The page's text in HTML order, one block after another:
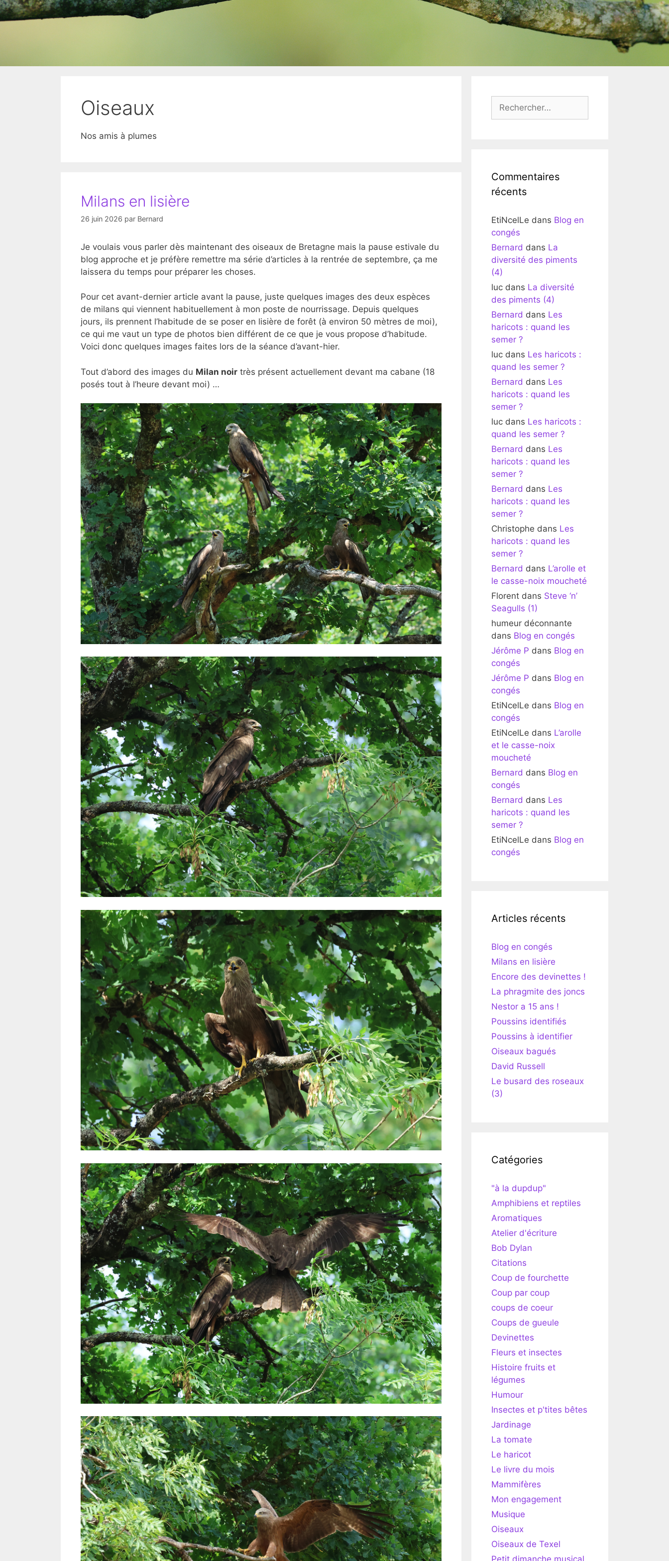
Oiseaux
Nos amis à plumes
Milans en lisière
26 juin 2026 par Bernard
Je voulais vous parler dès maintenant des oiseaux de Bretagne mais la pause estivale du
blog approche et je préfère remettre ma série d’articles à la rentrée de septembre, ça me
laissera du temps pour préparer les choses.
Pour cet avant-dernier article avant la pause, juste quelques images des deux espèces
de milans qui viennent habituellement à mon poste de nourrissage. Depuis quelques
jours, ils prennent l’habitude de se poser en lisière de forêt (à environ 50 mètres de moi),
ce qui me vaut un type de photos bien différent de ce que je vous propose d’habitude.
Voici donc quelques images faites lors de la séance d’avant-hier.
Tout d’abord des images du Milan noir très présent actuellement devant ma cabane (18
posés tout à l’heure devant moi) …
Commentaires
récents
EtiNcelLe dans Blog en
congés
Bernard dans La
diversité des piments
(4)
luc dans La diversité
des piments (4)
Bernard dans Les
haricots : quand les
semer ?
luc dans Les haricots :
quand les semer ?
Bernard dans Les
haricots : quand les
semer ?
luc dans Les haricots :
quand les semer ?
Bernard dans Les
haricots : quand les
semer ?
Bernard dans Les
haricots : quand les
semer ?
Christophe dans Les
haricots : quand les
semer ?
Bernard dans L’arolle et
le casse-noix moucheté
Florent dans Steve ‘n’
Seagulls (1)
humeur déconnante
dans Blog en congés
Jérôme P dans Blog en
congés
Jérôme P dans Blog en
congés
EtiNcelLe dans Blog en
congés
EtiNcelLe dans L’arolle
et le casse-noix
moucheté
Bernard dans Blog en
congés
Bernard dans Les
haricots : quand les
semer ?
EtiNcelLe dans Blog en
congés
Articles récents
Blog en congés
Milans en lisière
Encore des devinettes !
La phragmite des joncs
Nestor a 15 ans !
Poussins identifiés
Poussins à identifier
Oiseaux bagués
David Russell
Le busard des roseaux
(3)
Catégories
"à la dupdup"
Amphibiens et reptiles
Aromatiques
Atelier d'écriture
Bob Dylan
Citations
Coup de fourchette
Coup par coup
coups de coeur
Coups de gueule
Devinettes
Fleurs et insectes
Histoire fruits et
légumes
Humour
Insectes et p'tites bêtes
Jardinage
La tomate
Le haricot
Le livre du mois
Mammifères
Mon engagement
Musique
Oiseaux
Oiseaux de Texel
Petit dimanche musical